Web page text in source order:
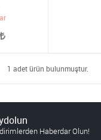
1 adet ürün bulunmuştur.
Haberdar Olun!